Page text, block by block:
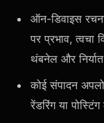
ऑन-डिवाइस
पर प्रभाव,
थंबनेल और
कोई संपादन
रेंडरिंग या